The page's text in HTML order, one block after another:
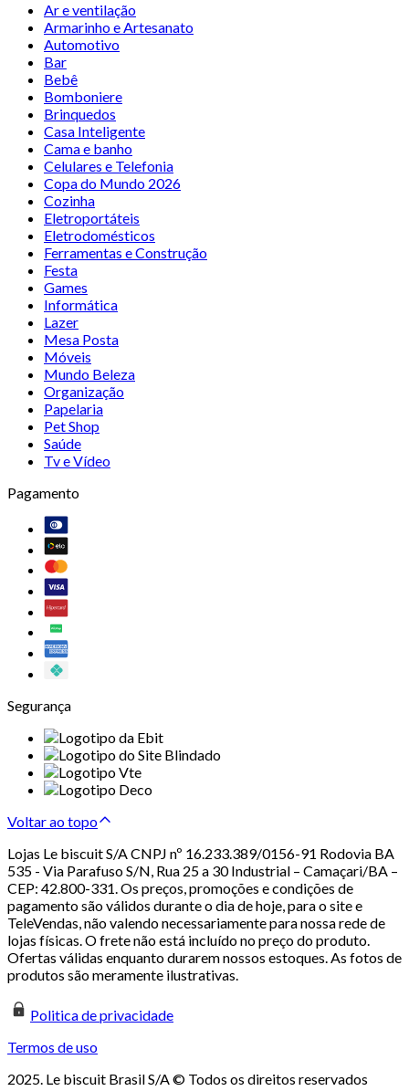
Ar e ventilação
Armarinho e Artesanato
Automotivo
Bar
Bebê
Bomboniere
Brinquedos
Casa Inteligente
Cama e banho
Celulares e Telefonia
Copa do Mundo 2026
Cozinha
Eletroportáteis
Eletrodomésticos
Ferramentas e Construção
Festa
Games
Informática
Lazer
Mesa Posta
Móveis
Mundo Beleza
Organização
Papelaria
Pet Shop
Saúde
Tv e Vídeo
Pagamento
Segurança
Voltar ao topo
Lojas Le biscuit S/A CNPJ nº 16.233.389/0156-91 Rodovia BA
535 - Via Parafuso S/N, Rua 25 a 30 Industrial – Camaçari/BA –
CEP: 42.800-331. Os preços, promoções e condições de
pagamento são válidos durante o dia de hoje, para o site e
TeleVendas, não valendo necessariamente para nossa rede de
lojas físicas. O frete não está incluído no preço do produto.
Ofertas válidas enquanto durarem nossos estoques. As fotos de
produtos são meramente ilustrativas.
Politica de privacidade
Termos de uso
2025. Le biscuit Brasil S/A © Todos os direitos reservados